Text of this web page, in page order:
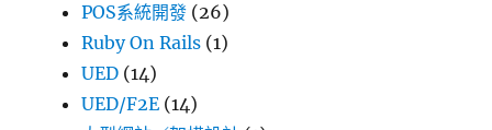
POS系統開發 (26)
Ruby On Rails (1)
UED (14)
UED/F2E (14)